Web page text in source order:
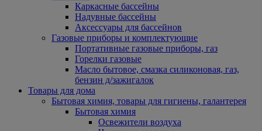
Каркасные бассейны
Надувные бассейны
Аксессуары для бассейнов
Газовые приборы и комплектующие
Портативные газовые приборы, газ
Горелки газовые
Масло бытовое, смазка силиконовая, газ,
бензин д/зажигалок
Товары для дома
Бытовая химия, товары для гигиены, галантерея
Бытовая химия
Освежители воздуха